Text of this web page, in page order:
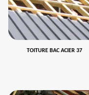
TOITURE BAC ACIER 37